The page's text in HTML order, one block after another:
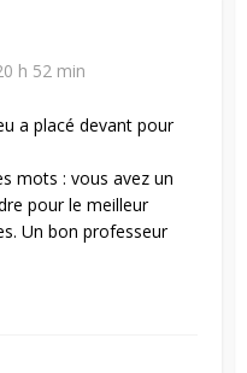
h 52 min
a placé devant pour
mots : vous avez un
pour le meilleur
Un bon professeur